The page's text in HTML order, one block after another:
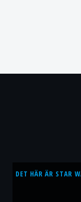
DET HÄR ÄR STAR